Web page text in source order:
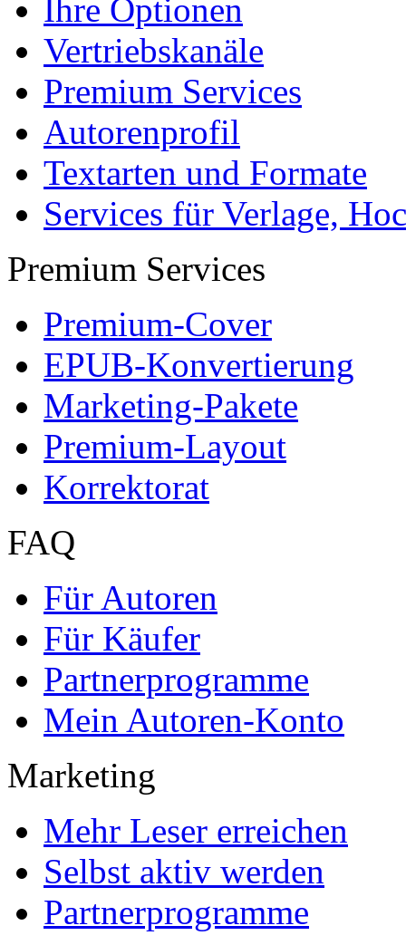
Datenschutz
Impressum
Autoren
Autor werden
Ihre Optionen
Vertriebskanäle
Autorenprofil
Textarten und Formate
Services für Verlage,
Premium Services
Premium-Cover
EPUB-Konvertierung
Marketing-Pakete
Premium-Layout
Korrektorat
FAQ
Für Autoren
Für Käufer
Partnerprogramme
Mein Autoren-Konto